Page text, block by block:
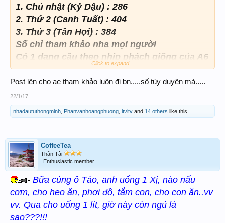
1. Chủ nhật (Kỷ Dậu) : 286
2. Thứ 2 (Canh Tuất) : 404
3. Thứ 3 (Tân Hợi) : 384
Số chỉ tham khảo nha mọi người
Có 1 dạng cầu theo nhịp phách giống của A6
nhưng về bạch thủ. Hiện tại đã đi 6 nhịp gãy
1 nhịp trong đó 3 nhịp về AB . Tuần tới TP -
LA nếu có 50 thì đệ sẽ post dạng cầu này
lên. Tính thứ 7 mới nói nhưng sợ ngày Tết
đệ say xỉn ko thể online được!
Click to expand...
Post lên cho ae tham khảo luôn đi bn.....số tùy duyên mà.....
22/1/17
nhadaututhongminh Phanvanhoangphuong ltvltv and 14 others like this.
CoffeeTea
Thần Tài
Enthusiastic member
Bữa cúng ô Táo, anh uống 1 Xị, nào nấu
cơm, cho heo ăn, phơi đồ, tắm con, cho con ăn..vv
vv. Qua cho uống 1 lít, giờ này còn ngủ là
sao???!!!